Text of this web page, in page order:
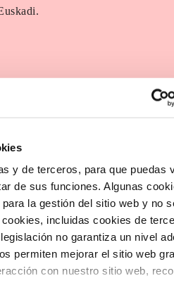
y de terceros, para que puedas
de sus funciones. Algunas
la gestión del sitio web y no
incluidas cookies de
no garantiza un nivel
permiten mejorar el sitio web
con nuestro sitio web,